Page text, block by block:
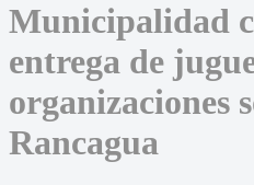
Municipalidad
entrega de
organizaciones
Rancagua